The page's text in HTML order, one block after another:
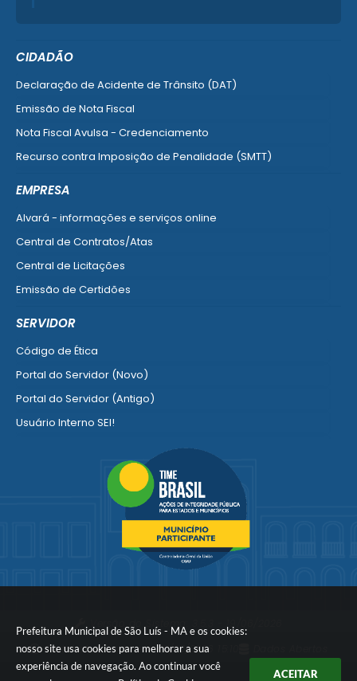
Prefeitura Municipal de São Luís - MA e os cookies:
nosso site usa cookies para melhorar a sua
experiência de navegação. Ao continuar você
ACEITAR
CIDADÃO
Declaração de Acidente de Trânsito (DAT)
Emissão de Nota Fiscal
Nota Fiscal Avulsa - Credenciamento
Recurso contra Imposição de Penalidade (SMTT)
EMPRESA
Alvará - informações e serviços online
Central de Contratos/Atas
Central de Licitações
Emissão de Certidões
SERVIDOR
Código de Ética
Portal do Servidor (Novo)
Portal do Servidor (Antigo)
Usuário Interno SEI!
Portal do Segurado
Manual de Gestão Patrimonial
Ver mais serviços para o Servidor
Portal atualizado em:07/08/2026 15:10